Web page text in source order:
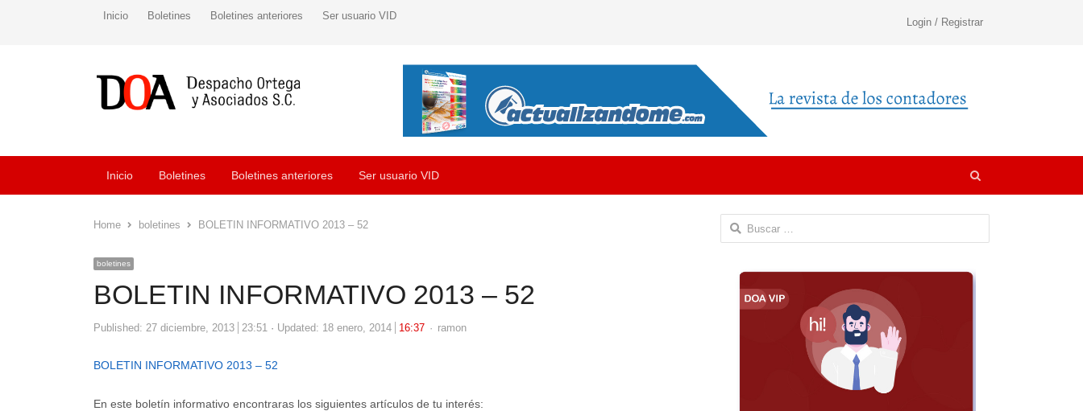
Inicio Boletines Boletines anteriores Ser usuario VID
Login / Registrar
Inicio Boletines Boletines anteriores Ser usuario VID
Home
boletines BOLETIN INFORMATIVO 2013 – 52
boletines
BOLETIN INFORMATIVO 2013 – 52
Published: 27 diciembre, 2013 23:51 Updated: 18 enero, 2014 16:37 Author
ramon
BOLETIN INFORMATIVO 2013 – 52
En este boletín informativo encontraras los siguientes artículos de tu interés:
Buscar: